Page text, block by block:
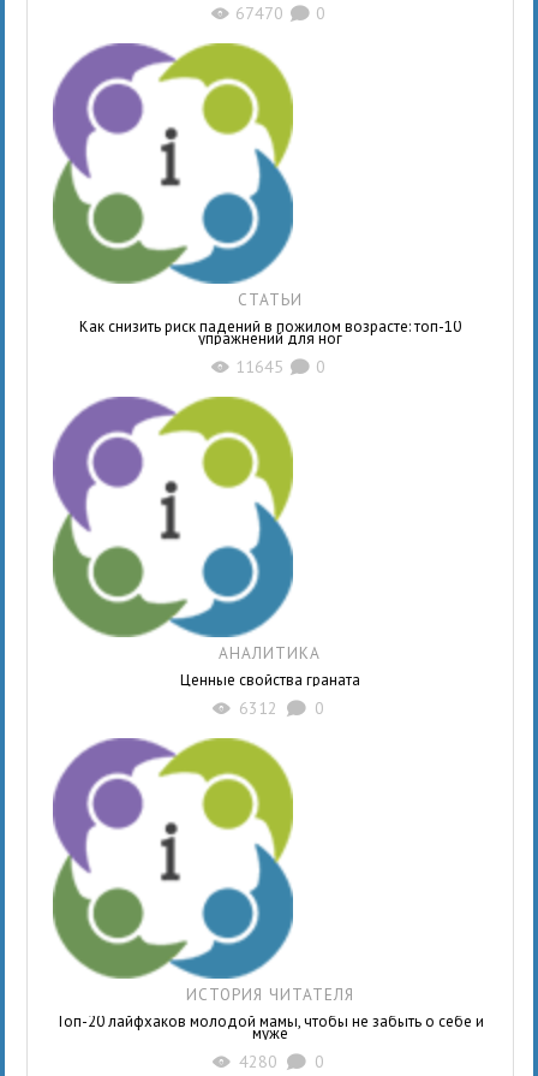
X 67470 K 0
СТАТЬИ
Как снизить риск падений в пожилом возрасте: топ-10
упражнений для ног
X 11645 K 0
АНАЛИТИКА
Ценные свойства граната
X 6312 K 0
ИСТОРИЯ ЧИТАТЕЛЯ
Топ-20 лайфхаков молодой мамы, чтобы не забыть о себе и
муже
X 4280 K 0